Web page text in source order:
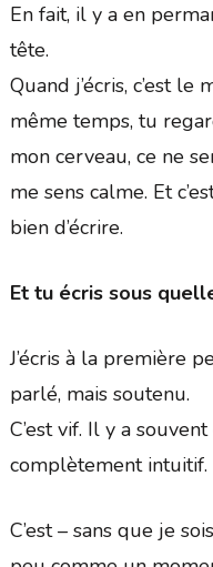
En fait, il y a en
tête.
Quand j’écris, c’est
même temps, tu
mon cerveau, ce ne
me sens calme. Et
bien d’écrire.
Et tu écris sous
J’écris à la première
parlé, mais soutenu.
C’est vif. Il y a souvent
complètement intuitif.
C’est – sans que je